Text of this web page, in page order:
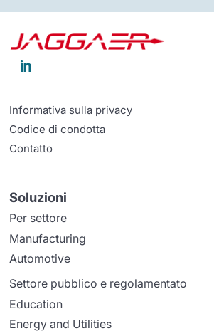

Informativa sulla privacy
Codice di condotta
Contatto
Soluzioni
Per settore
Manufacturing
Automotive
Settore pubblico e regolamentato
Education
Energy and Utilities